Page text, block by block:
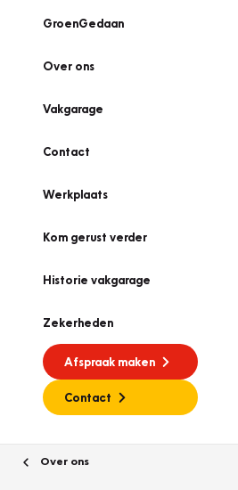
GroenGedaan
Over ons
Vakgarage
Contact
Werkplaats
Kom gerust verder
Historie vakgarage
Zekerheden
Afspraak maken
Contact
Over ons